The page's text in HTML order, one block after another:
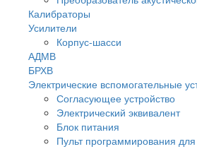
Калибраторы
Усилители
Корпус-шасси
АДМВ
БРХВ
Электрические вспомогательные
Согласующее устройство
Электрический эквивалент
Блок питания
Пульт программирования